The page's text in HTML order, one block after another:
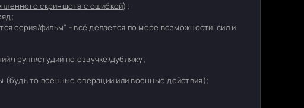
скриншота с ошибкой);
серия/фильм" - всё делается по мере возможности, сил и
групп/студий по озвучке/дубляжу;
(будь то военные операции или военные действия);